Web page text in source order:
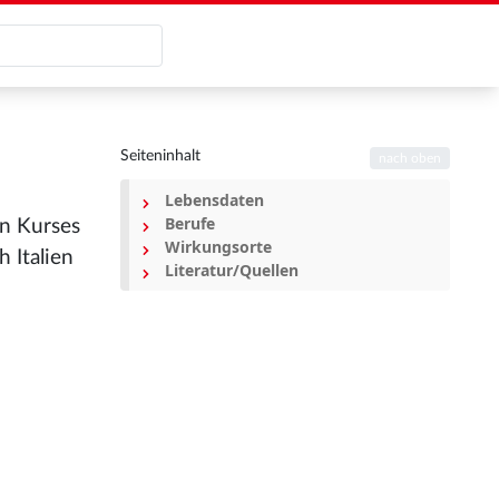
Kurses
Italien
Seiteninhalt
Lebensdaten
Berufe
Wirkungsorte
Literatur/Quellen